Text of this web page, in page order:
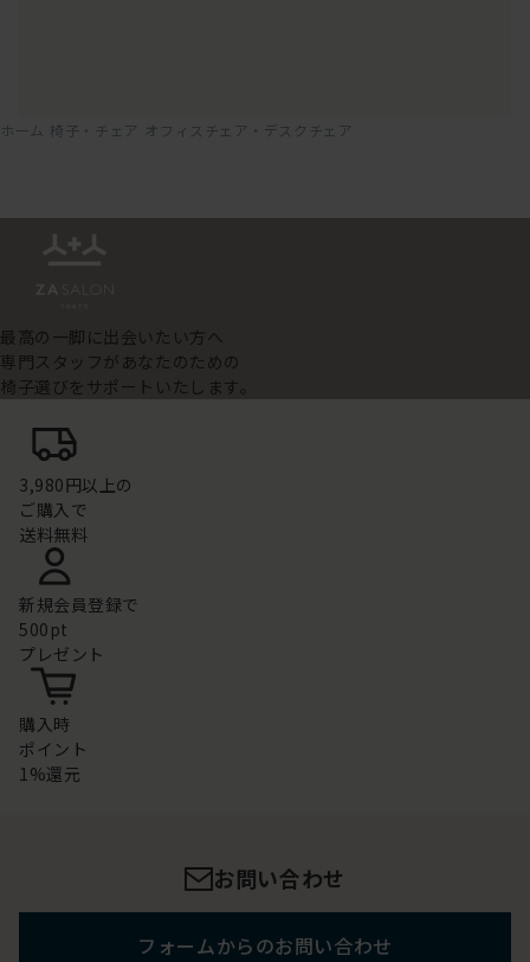
ホーム 椅子・チェア オフィスチェア・デスクチェア
最高の一脚に出会いたい方へ
専門スタッフがあなたのための
椅子選びをサポートいたします。
3,980円以上の
ご購入で
送料無料
新規会員登録で
500pt
プレゼント
購入時
ポイント
1%還元
お問い合わせ
フォームからのお問い合わせ